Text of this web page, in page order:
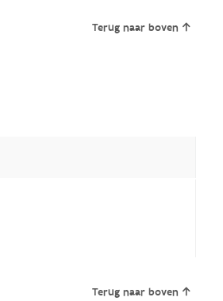
Terug naar boven
Terug naar boven